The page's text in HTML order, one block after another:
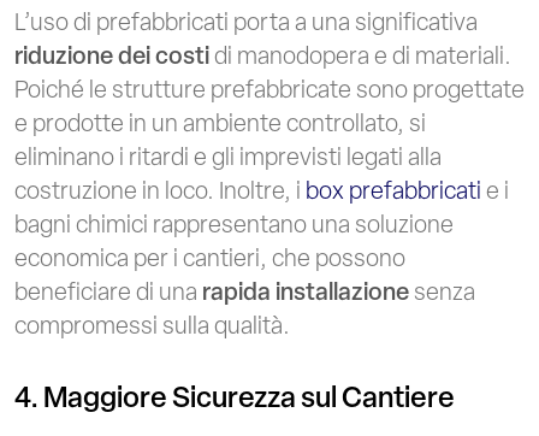
L’uso di prefabbricati porta a una significativa
riduzione dei costidi manodopera e di materiali.
Poiché le strutture prefabbricate sono progettate
e prodotte in un ambiente controllato, si
eliminano i ritardi e gli imprevisti legati alla
costruzione in loco. Inoltre, i box prefabbricati e i
bagni chimici rappresentano una soluzione
economica per i cantieri, che possono
beneficiare di una rapida installazione senza
compromessi sulla qualità.
4. Maggiore Sicurezza sul Cantiere